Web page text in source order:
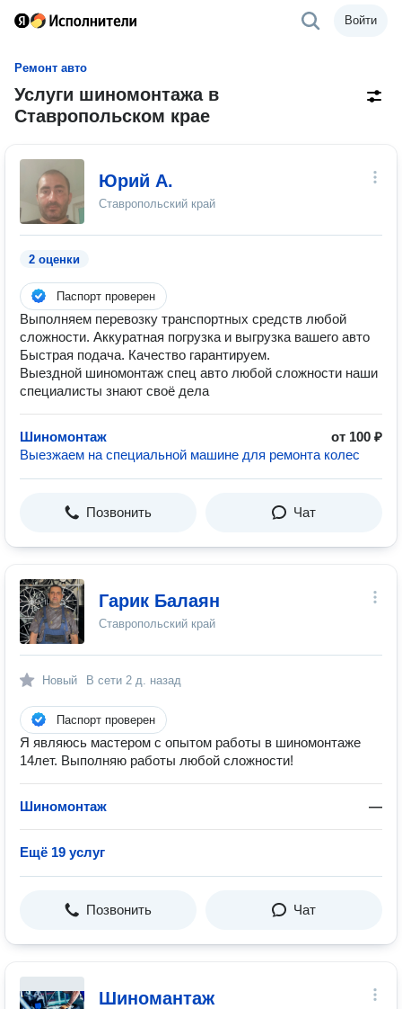
Войти
Ремонт авто
Услуги шиномонтажа в
Ставропольском крае
Юрий А.
Ставропольский край
2 оценки
Паспорт проверен
Выполняем перевозку транспортных средств любой
сложности. Аккуратная погрузка и выгрузка вашего авто
Быстрая подача. Качество гарантируем.
Выездной шиномонтаж спец авто любой сложности наши
специалисты знают своё дела
Шиномонтаж
от 100 ₽
Выезжаем на специальной машине для ремонта колес
Позвонить Чат
Гарик Балаян
Ставропольский край
Новый В сети 2 д. назад
Паспорт проверен
Я являюсь мастером с опытом работы в шиномонтаже
14лет. Выполняю работы любой сложности!
Шиномонтаж —
Ещё 19 услуг
Позвонить Чат
Шиномантаж